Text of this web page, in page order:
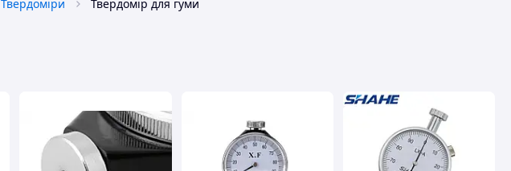
Твердоміри Твердомір для гуми